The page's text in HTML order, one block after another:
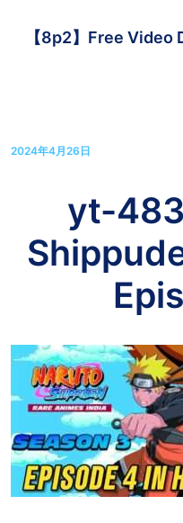
【8p2】Free Video
2024年4月26日
yt-